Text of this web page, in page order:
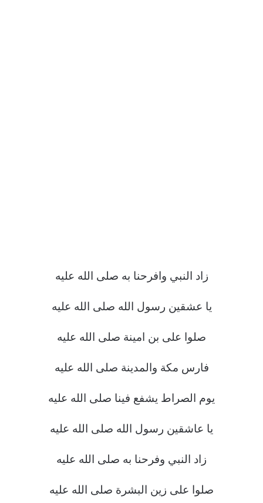
زاد النبي وافرحنا به صلى الله عليه
يا عشقين رسول الله صلى الله عليه
صلوا على بن امينة صلى الله عليه
فارس مكة والمدينة صلى الله عليه
يوم الصراط يشفع فينا صلى الله عليه
يا عاشقين رسول الله صلى الله عليه
زاد النبي وفرحنا به صلى الله عليه
صلوا على زين البشرة صلى الله عليه